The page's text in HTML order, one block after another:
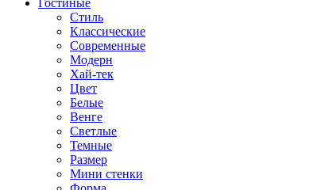
Гостиные
Стиль
Классические
Современные
Модерн
Хай-тек
Цвет
Белые
Венге
Светлые
Темные
Размер
Мини стенки